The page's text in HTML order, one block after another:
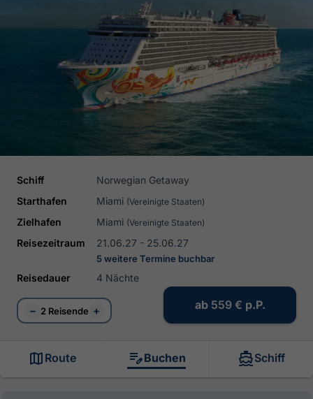
Schiff
Norwegian Getaway
Starthafen
Miami (Vereinigte Staaten)
Zielhafen Miami (Vereinigte Staaten)
Reisezeitraum 21.06.27 - 25.06.27
5 weitere Termine buchbar
Reisedauer 4 Nächte
− 2 Reisende + ab 559 € p.P.
Route Buchen Schiff